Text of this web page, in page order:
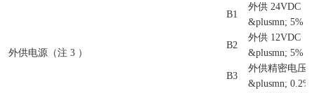
外供电源（注 3 ）
B1
外供 24VDC
&plusmn; 5%
B2
外供 12VDC
&plusmn; 5%
B3
外供精密电压
&plusmn;